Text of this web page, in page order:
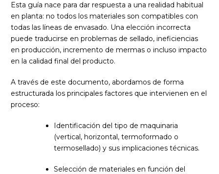
Esta guía nace para dar respuesta a una realidad habitual
en planta: no todos los materiales son compatibles con
todas las líneas de envasado. Una elección incorrecta
puede traducirse en problemas de sellado, ineficiencias
en producción, incremento de mermas o incluso impacto
en la calidad final del producto.
A través de este documento, abordamos de forma
estructurada los principales factores que intervienen en el
proceso:
Identificación del tipo de maquinaria
(vertical, horizontal, termoformado o
termosellado) y sus implicaciones técnicas.
Selección de materiales en función del